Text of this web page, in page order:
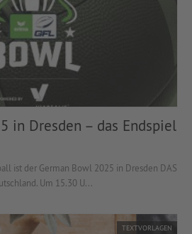
in Dresden – das Endspiel
ist der German Bowl 2025 in Dresden DAS
Um 15.30 U...
TEXTVORLAGEN